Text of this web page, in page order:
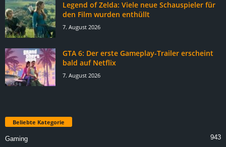
Legend of Zelda: Viele neue Schauspieler für
den Film wurden enthüllt
7. August 2026
GTA 6: Der erste Gameplay-Trailer erscheint
bald auf Netflix
7. August 2026
Beliebte Kategorie
Gaming 943